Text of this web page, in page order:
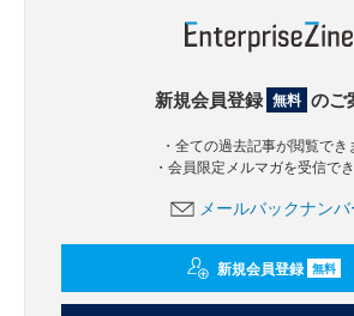
新規会員登録 無料 のご
・全ての過去記事が閲覧でき
・会員限定メルマガを受信で
メールバックナンバ
新規会員登録 無料